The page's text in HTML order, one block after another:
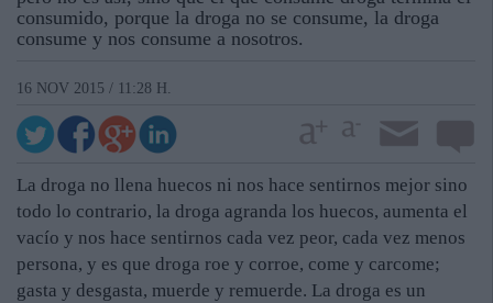
consumido, porque la droga no se consume, la droga
consume y nos consume a nosotros.
16 NOV 2015 / 11:28 H.
La droga no llena huecos ni nos hace sentirnos mejor sino
todo lo contrario, la droga agranda los huecos, aumenta el
vacío y nos hace sentirnos cada vez peor, cada vez menos
persona, y es que droga roe y corroe, come y carcome;
gasta y desgasta, muerde y remuerde. La droga es un